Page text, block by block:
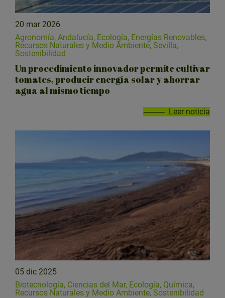
20 mar 2026
Agronomía, Andalucía, Ecología, Energías Renovables,
Recursos Naturales y Medio Ambiente, Sevilla,
Sostenibilidad
Un procedimiento innovador permite cultivar
tomates, producir energía solar y ahorrar
agua al mismo tiempo
Leer noticia
05 dic 2025
Biotecnología, Ciencias del Mar, Ecología, Química,
Recursos Naturales y Medio Ambiente, Sostenibilidad